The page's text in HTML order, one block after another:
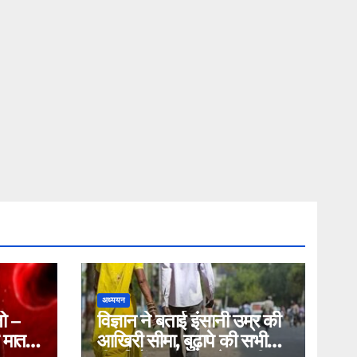
–
अध्ययन
विज्ञान ने बताई इंसानी उम्र की
आखिरी सीमा, बुढ़ापे की सभी